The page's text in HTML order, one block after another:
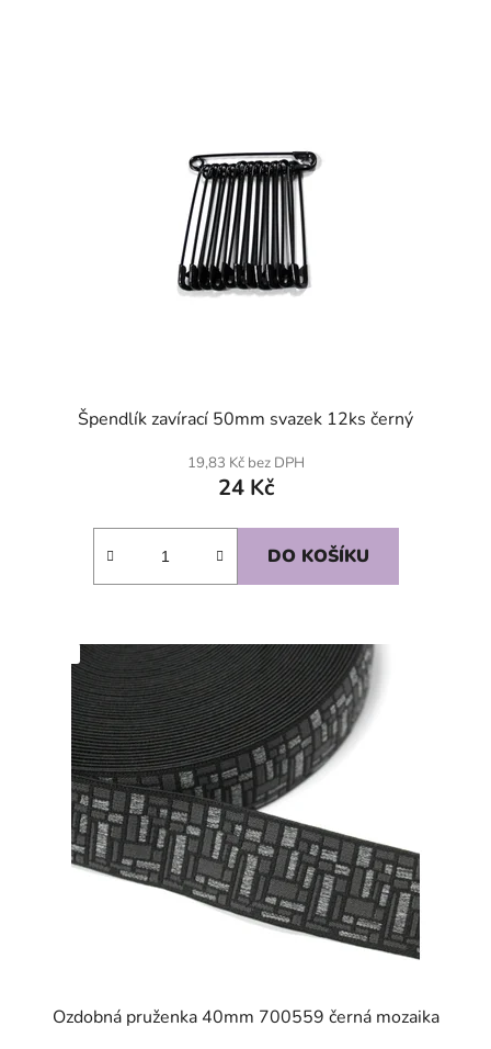
Špendlík zavírací 50mm svazek 12ks černý
19,83 Kč bez DPH
24 Kč
DO KOŠÍKU
Ozdobná pruženka 40mm 700559 černá mozaika